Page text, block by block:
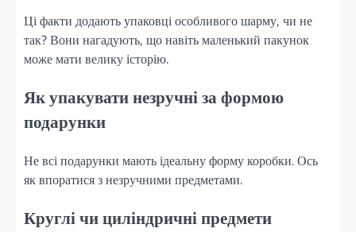
Ці факти додають упаковці особливого шарму, чи не
так? Вони нагадують, що навіть маленький пакунок
може мати велику історію.
Як упакувати незручні за формою
подарунки
Не всі подарунки мають ідеальну форму коробки. Ось
як впоратися з незручними предметами.
Круглі чи циліндричні предмети